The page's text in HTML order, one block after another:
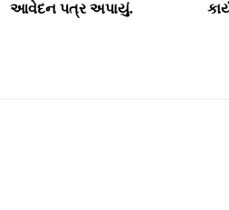
આવેદન પત્ર અપાયું.